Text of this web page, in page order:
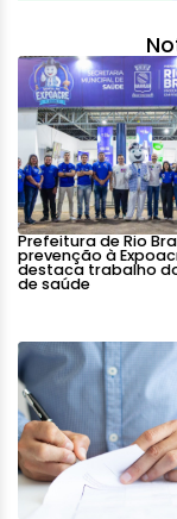
Prefeitura de Rio
prevenção à
destaca trabalho
de saúde